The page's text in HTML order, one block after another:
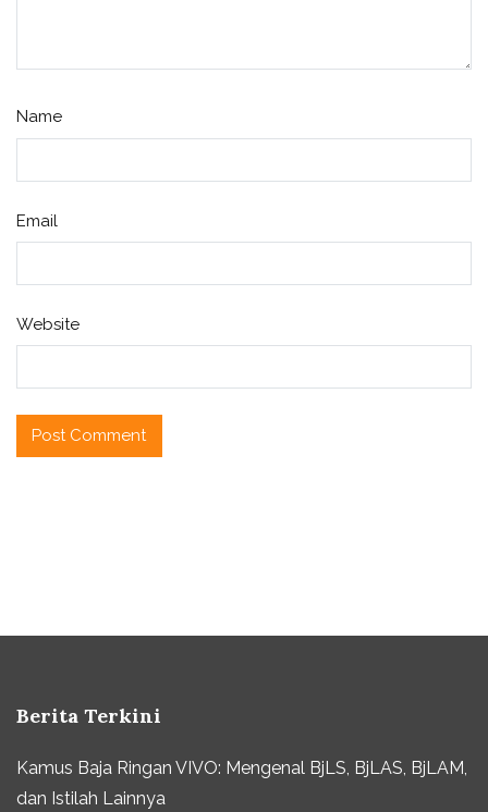
Name
Email
Website
Berita Terkini
Kamus Baja Ringan VIVO: Mengenal BjLS, BjLAS, BjLAM,
dan Istilah Lainnya